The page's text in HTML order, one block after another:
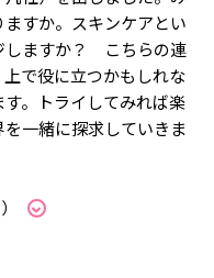
すか。スキンケアとい
しますか？ こちらの連
で役に立つかもしれな
。トライしてみれば楽
一緒に探求していきま